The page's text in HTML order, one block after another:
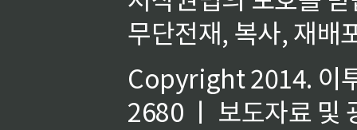
무단전재, 복사, 재배
Copyright 2014. 이
2680 ㅣ 보도자료